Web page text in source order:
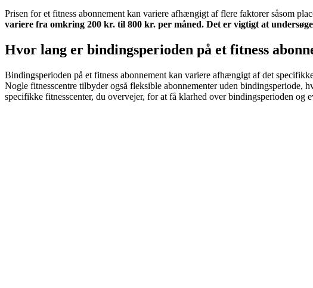
Prisen for et fitness abonnement kan variere afhængigt af flere faktorer såsom
variere fra omkring 200 kr. til 800 kr. per måned. Det er vigtigt at
Hvor lang er bindingsperioden på et fitness
Bindingsperioden på et fitness abonnement kan variere afhængigt af det
Nogle fitnesscentre tilbyder også fleksible abonnementer uden bindingsperiode,
specifikke fitnesscenter, du overvejer, for at få klarhed over bindingsperioden og